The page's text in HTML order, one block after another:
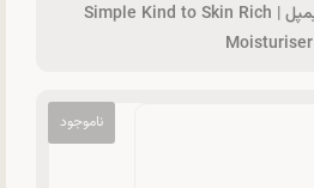
مرطوب‌ کننده ریچ سیمپل | Simple Kind to Skin Rich
Moisturiser